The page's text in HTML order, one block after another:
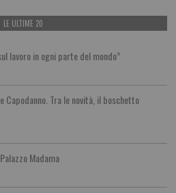
LE ULTIME 20
lavoro in ogni parte del mondo”
Capodanno. Tra le novità, il boschetto
Madama